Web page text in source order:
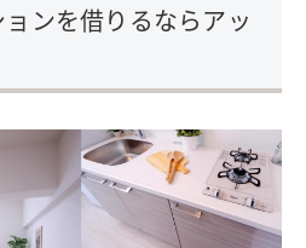
ンを借りるならアッ